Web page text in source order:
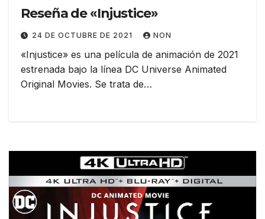
Reseña de «Injustice»
24 DE OCTUBRE DE 2021 NON
«Injustice» es una película de animación de 2021
estrenada bajo la línea DC Universe Animated
Original Movies. Se trata de…